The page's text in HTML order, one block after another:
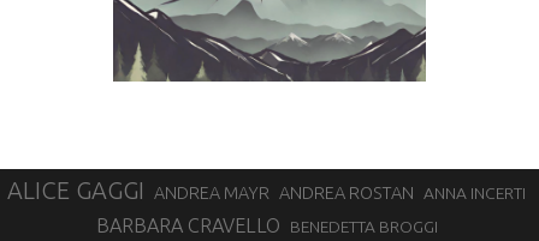
ALICE GAGGI ANDREA MAYR ANDREA ROSTAN ANNA INCERTI
BARBARA CRAVELLO BENEDETTA BROGGI